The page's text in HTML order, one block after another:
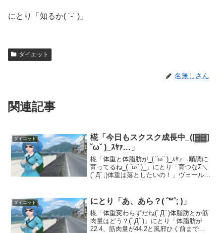
にとり「知るか( ˙-˙ )」
ダイエット
名無しさん
関連記事
ダイエット
椛「今日もスクスク成長中_([▓▓]
˘ω˘ )_ｽﾔｧ…」
椛「体重と体脂肪が_( ˘ω˘ )_ｽﾔｧ…順調に
育ってるね_( ˘ω˘ )_」にとり「育つなΣ＼
(ﾟДﾟ;)体重は落としたいの！」ヴェールヌ
)」古鷹...
ダイエット にとり「あ、あら？( ˆ꒳ˆ; )」
椛「体重変わらずだね(ﾟДﾟ)体脂肪とか筋
肉量はどう？(ﾟДﾟ)」にとり「体脂肪が
22.4、筋肉量が44.2と風邪ひく前まで上